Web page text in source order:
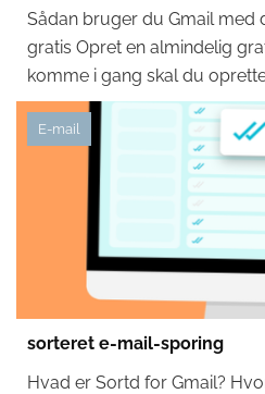
Sådan bruger du Gmail
gratis Opret en almindelig
komme i gang skal du
E-mail
sorteret e-mail-sporing
Hvad er Sortd for Gmail?